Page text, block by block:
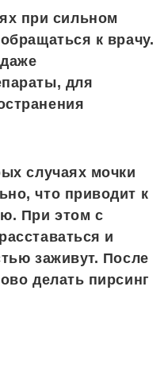
при сильном
к врачу.
для
случаях мочки
что приводит к
При этом с
и
заживут. После
делать пирсинг